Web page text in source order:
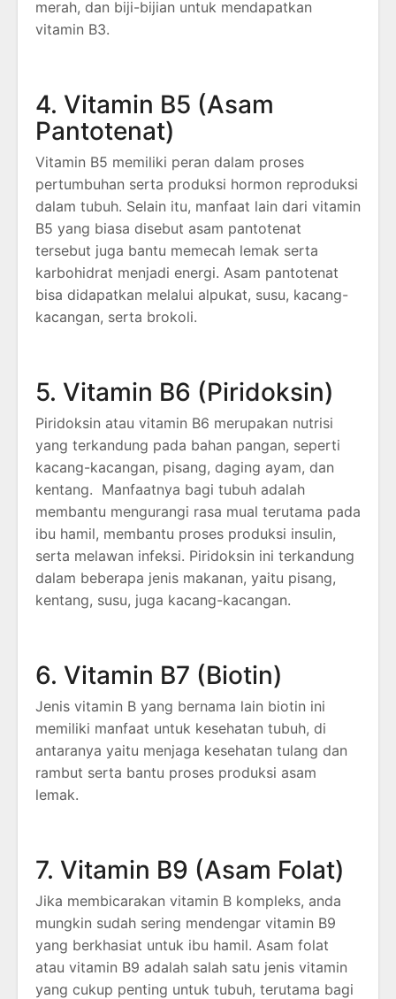
merah, dan biji-bijian untuk mendapatkan
vitamin B3.
4. Vitamin B5 (Asam
Pantotenat)
Vitamin B5 memiliki peran dalam proses
pertumbuhan serta produksi hormon reproduksi
dalam tubuh. Selain itu, manfaat lain dari vitamin
B5 yang biasa disebut asam pantotenat
tersebut juga bantu memecah lemak serta
karbohidrat menjadi energi. Asam pantotenat
bisa didapatkan melalui alpukat, susu, kacang-
kacangan, serta brokoli.
5. Vitamin B6 (Piridoksin)
Piridoksin atau vitamin B6 merupakan nutrisi
yang terkandung pada bahan pangan, seperti
kacang-kacangan, pisang, daging ayam, dan
kentang. Manfaatnya bagi tubuh adalah
membantu mengurangi rasa mual terutama pada
ibu hamil, membantu proses produksi insulin,
serta melawan infeksi. Piridoksin ini terkandung
dalam beberapa jenis makanan, yaitu pisang,
kentang, susu, juga kacang-kacangan.
6. Vitamin B7 (Biotin)
Jenis vitamin B yang bernama lain biotin ini
memiliki manfaat untuk kesehatan tubuh, di
antaranya yaitu menjaga kesehatan tulang dan
rambut serta bantu proses produksi asam
lemak.
7. Vitamin B9 (Asam Folat)
Jika membicarakan vitamin B kompleks, anda
mungkin sudah sering mendengar vitamin B9
yang berkhasiat untuk ibu hamil. Asam folat
atau vitamin B9 adalah salah satu jenis vitamin
yang cukup penting untuk tubuh, terutama bagi